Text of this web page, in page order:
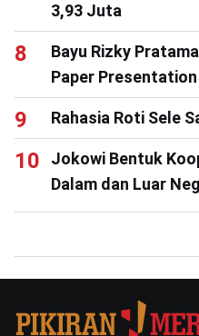
3,93 Juta
Bayu Rizky
Paper
Rahasia Roti Sele
Jokowi Bentuk
Dalam dan Luar